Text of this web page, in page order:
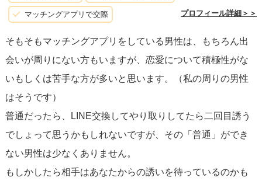
マッチングアプリで交際 プロフィール詳細＞＞
そもそもマッチングアプリをしている男性は、もちろん出
会いが周りにない方もいますが、恋愛について積極性がな
いもしくは苦手な方が多いと思います。（私の周りの男性
はそうです）
普通だったら、LINE交換してやり取りしてたら二回目誘う
でしょって思うかもしれないですが、その「普通」ができ
ない男性は少なくありません。
もしかしたら相手はあなたからの誘いを待っているのかも